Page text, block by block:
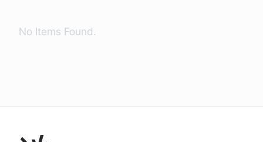
No Items Found.